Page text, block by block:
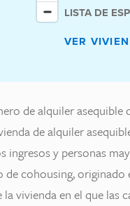
LISTA DE
VER
de alquiler asequible
de alquiler
ingresos y personas
cohousing, originado
vivienda en el que las